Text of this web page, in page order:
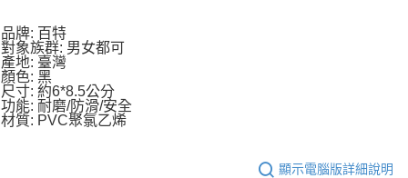
品牌: 百特
對象族群: 男女都可
產地: 臺灣
顏色: 黑
尺寸: 約6*8.5公分
功能: 耐磨/防滑/安全
材質: PVC聚氯乙烯
顯示電腦版詳細說明